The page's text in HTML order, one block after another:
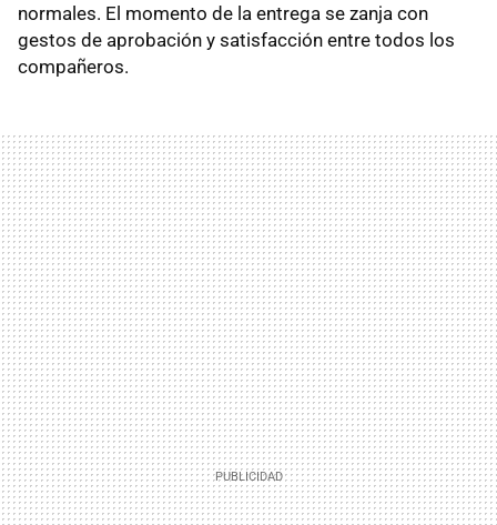
normales. El momento de la entrega se zanja con
gestos de aprobación y satisfacción entre todos los
compañeros.